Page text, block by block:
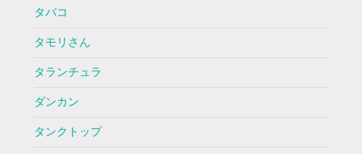
タバコ
タモリさん
タランチュラ
ダンカン
タンクトップ